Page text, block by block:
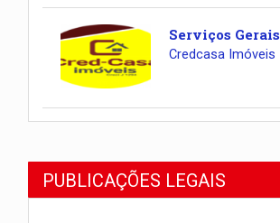
Serviços Gerais
Credcasa Imóveis
PUBLICAÇÕES LEGAIS